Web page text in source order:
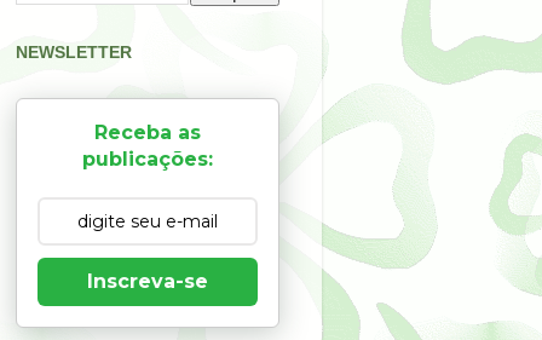
NEWSLETTER
Receba as
publicações:
Inscreva-se